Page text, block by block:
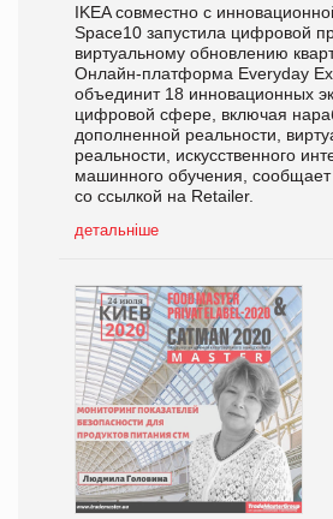
IKEA совместно с
Space10 запустила цифровой
виртуальному обновлению
Онлайн-платформа Everyday
объединит 18 инновационных
цифровой сфере, включая
дополненной реальности,
реальности, искусственного
машинного обучения,
со ссылкой на Retailer.
детальніше